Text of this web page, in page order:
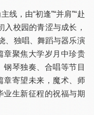
线，由“初逢”“并肩”“赴
入校园的青涩与成长，
、独唱、舞蹈与器乐演
章聚焦大学岁月中珍贵
琴独奏、合唱等节目
章寄望未来，魔术、师
业生新征程的祝福与期